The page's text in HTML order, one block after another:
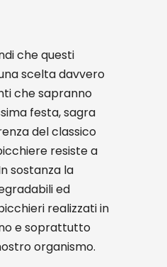
che questi
scelta davvero
che sapranno
festa, sagra
del classico
resiste a
sostanza la
ed
realizzati in
e soprattutto
organismo.